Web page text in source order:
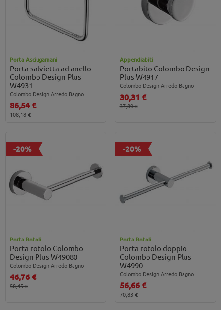
Porta Asciugamani
Porta salvietta ad anello
Colombo Design Plus
W4931
Colombo Design Arredo Bagno
86,54 €
108,18 €
Appendiabiti
Portabito Colombo Design
Plus W4917
Colombo Design Arredo Bagno
30,31 €
37,89 €
-20%
Porta Rotoli
Porta rotolo Colombo
Design Plus W49080
Colombo Design Arredo Bagno
46,76 €
58,45 €
-20%
Porta Rotoli
Porta rotolo doppio
Colombo Design Plus
W4990
Colombo Design Arredo Bagno
56,66 €
70,83 €